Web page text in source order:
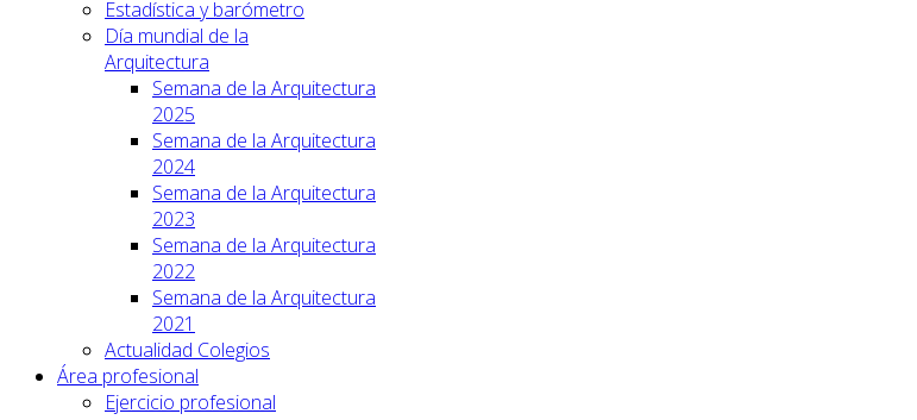
Estadística y barómetro
Día mundial de la
Arquitectura
Semana de la Arquitectura
2025
Semana de la Arquitectura
2024
Semana de la Arquitectura
2023
Semana de la Arquitectura
2022
Semana de la Arquitectura
2021
Actualidad Colegios
Área profesional
Ejercicio profesional